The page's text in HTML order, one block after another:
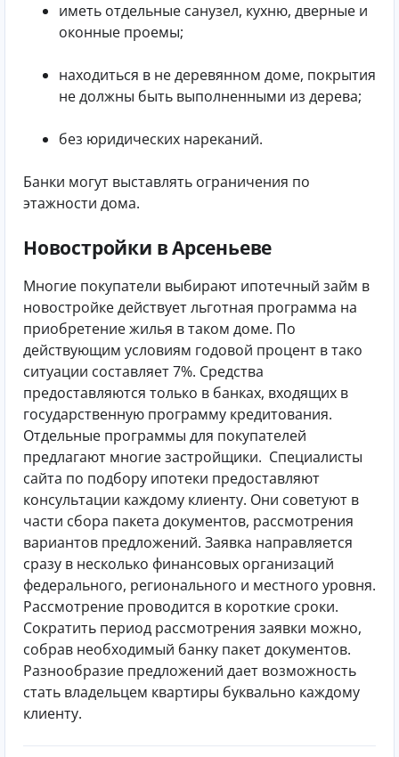
иметь отдельные санузел, кухню, дверные и
оконные проемы;
находиться в не деревянном доме, покрытия
не должны быть выполненными из дерева;
без юридических нареканий.
Банки могут выставлять ограничения по
этажности дома.
Новостройки в Арсеньеве
Многие покупатели выбирают ипотечный займ в
новостройке действует льготная программа на
приобретение жилья в таком доме. По
действующим условиям годовой процент в тако
ситуации составляет 7%. Средства
предоставляются только в банках, входящих в
государственную программу кредитования.
Отдельные программы для покупателей
предлагают многие застройщики. Специалисты
сайта по подбору ипотеки предоставляют
консультации каждому клиенту. Они советуют в
части сбора пакета документов, рассмотрения
вариантов предложений. Заявка направляется
сразу в несколько финансовых организаций
федерального, регионального и местного уровня.
Рассмотрение проводится в короткие сроки.
Сократить период рассмотрения заявки можно,
собрав необходимый банку пакет документов.
Разнообразие предложений дает возможность
стать владельцем квартиры буквально каждому
клиенту.